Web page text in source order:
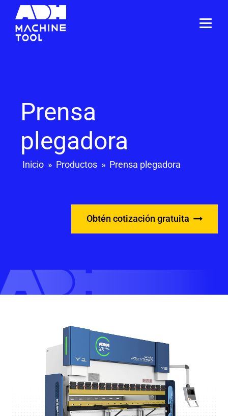
Prensa
plegadora
Inicio » Productos » Prensa plegadora
Obtén cotización gratuita